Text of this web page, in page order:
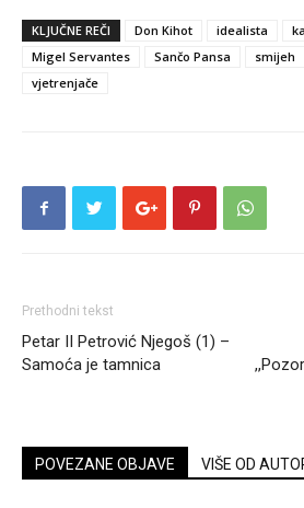
KLJUČNE REČI Don Kihot idealista
Migel Servantes
Sančo Pansa smijeh
vjetrenjače
Prethodni tekst
Petar II Petrović Njegoš (1) –
Samoća je tamnica
POVEZANE OBJAVE VIŠE OD